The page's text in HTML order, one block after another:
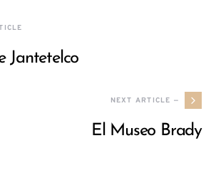
Jantetelco
NEXT ARTICLE —
El Museo Brady